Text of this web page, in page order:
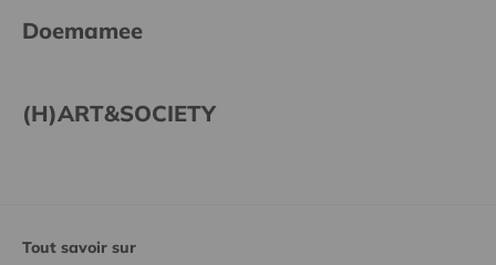
Doemamee
(H)ART&SOCIETY
Tout savoir sur